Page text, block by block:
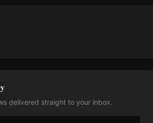
delivered straight to your inbox.